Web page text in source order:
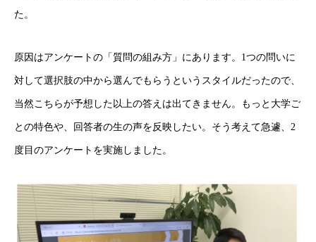
た。
原因はアンケートの「質問の組み方」にあります。1つの問いに
対して選択肢の中から選んでもらうというスタイルだったので、
当然こちらが予想した以上の答えは出てきません。もっと大学ご
との特色や、回答者の生の声を反映したい。そう考えて急遽、2
度目のアンケートを実施しました。